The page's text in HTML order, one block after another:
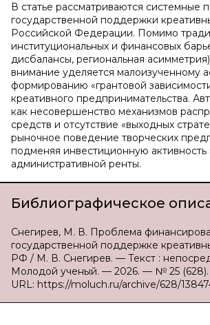
В статье рассматриваются системные
государственной поддержки
Российской Федерации. Помимо
институциональных и финансовых
дисбалансы, региональная
внимание уделяется малоизученному
формированию «грантовой
креативного предпринимательства.
как несовершенство механизмов
средств и отсутствие «выходных
рыночное поведение творческих
подменяя инвестиционную активность
административной ренты.
Библиографическое
Снегирев, М. В. Проблема
государственной поддержке
РФ / М. В. Снегирев. — Текст :
Молодой ученый. — 2026. — № 25 (628).
URL: https://moluch.ru/archive/628/